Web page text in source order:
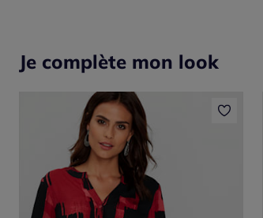
Je complète mon look